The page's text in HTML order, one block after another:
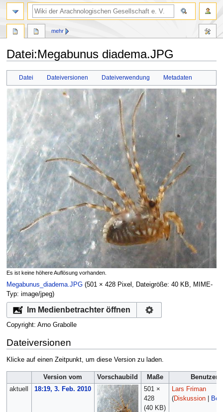
Datei:Megabunus diadema.JPG
Datei Dateiversionen Dateiverwendung Metadaten
Es ist keine höhere Auflösung vorhanden.
Megabunus_diadema.JPG‎ (501 × 428 Pixel, Dateigröße: 40 KB, MIME-
Typ: image/jpeg)
Im Medienbetrachter öffnen
Copyright: Arno Grabolle
Dateiversionen
Klicke auf einen Zeitpunkt, um diese Version zu laden.
Version vom Vorschaubild Maße
Benutzer
aktuell
18:19, 3. Feb. 2010
501 ×
428
(40 KB)
Lars Friman
(Diskussion|
mehr